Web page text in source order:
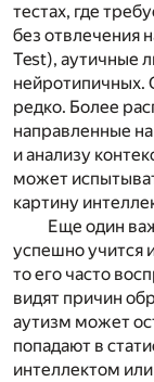
тестах, где
без отвлечения
Test), аутичные
нейротипичных.
редко. Более
направленные
и анализу
может
картину
Еще один
успешно учится
то его часто
видят причин
аутизм может
попадают в
интеллектом